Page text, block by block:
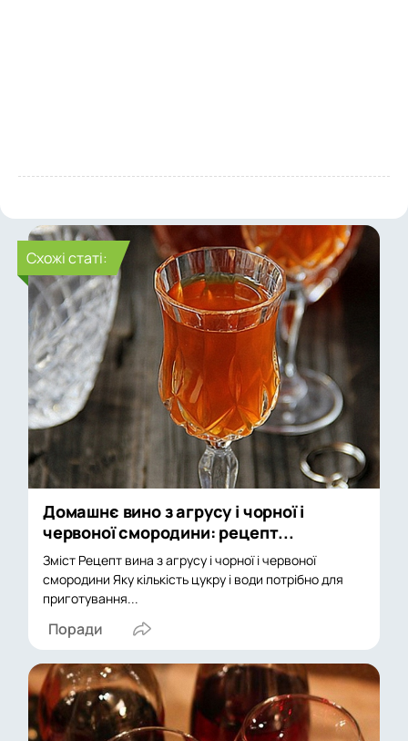
Cхожі статі:
Домашнє вино з агрусу і чорної і
червоної смородини: рецепт...
Зміст Рецепт вина з агрусу і чорної і червоної
смородини Яку кількість цукру і води потрібно для
приготування...
Поради